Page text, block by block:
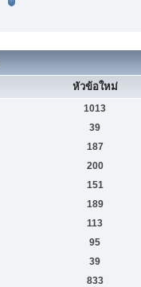
หัวข้อใหม่
1013
39
187
200
151
189
113
95
39
833